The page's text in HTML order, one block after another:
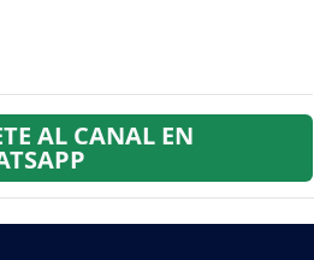
AL CANAL EN